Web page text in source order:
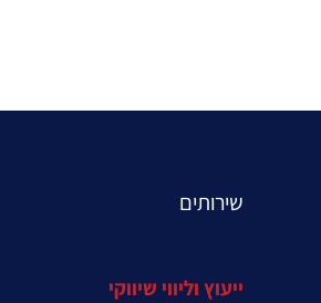
שירותים
ייעוץ וליווי שיווקי